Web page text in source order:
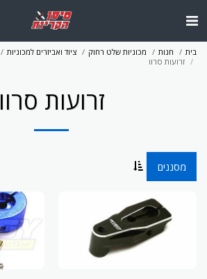
בית חנות מכוניות שלט רחוק ציוד ואביזרים למכוניות
זרועות סרוו
זרועות סרוו
מסננים